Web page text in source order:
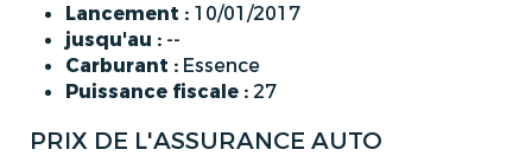
Lancement : 10/01/2017
jusqu'au : --
Carburant : Essence
Puissance fiscale : 27
PRIX DE L'ASSURANCE AUTO